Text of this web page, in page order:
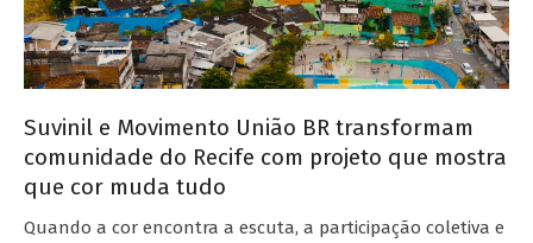
Suvinil e Movimento União BR transformam
comunidade do Recife com projeto que mostra
que cor muda tudo
Quando a cor encontra a escuta, a participação coletiva e